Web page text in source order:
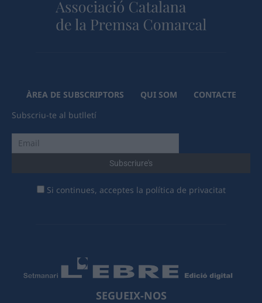
ÀREA DE SUBSCRIPTORS QUI SOM
CONTACTE
Subscriu-te al butlletí
Si continues, acceptes la política de privacitat
SEGUEIX-NOS